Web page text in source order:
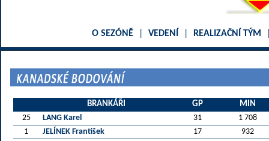
O SEZÓNĚ VEDENÍ REALIZAČNÍ TÝM
BRANKÁŘI GP
MIN
25
LANG Karel 31
1 708
1
JELÍNEK František 17 932